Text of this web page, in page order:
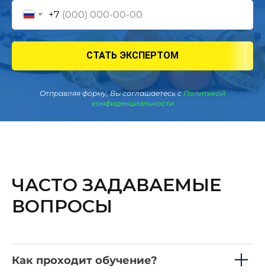
+7
СТАТЬ ЭКСПЕРТОМ
Отправляя форму, Вы соглашаетесь сПолитикой
конфиденциальности
ЧАСТО ЗАДАВАЕМЫЕ
ВОПРОСЫ
Как проходит обучение?